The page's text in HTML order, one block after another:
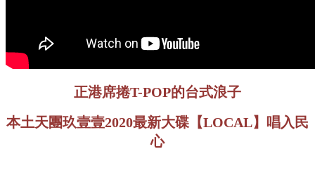
正港席捲T-POP的台式浪子
本土天團玖壹壹2020最新大碟【LOCAL】唱入民
心